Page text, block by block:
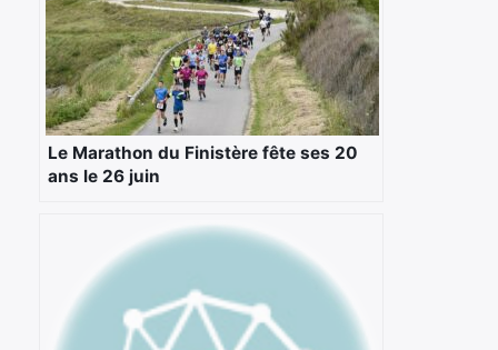
Le Marathon du Finistère fête ses 20
ans le 26 juin